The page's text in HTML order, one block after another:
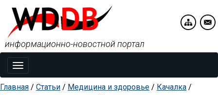
Toggle
navigation
информационно-новостной портал
Главная / Статьи / Медицина и здоровье / Качалка /